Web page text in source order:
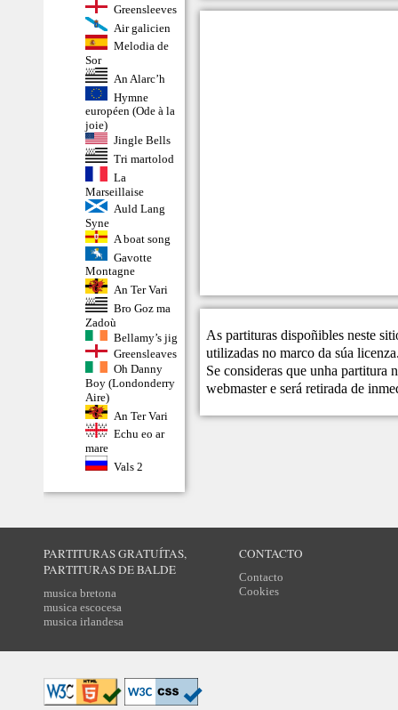
Greensleeves
Air galicien
Melodia de
Sor
An Alarc’h
Hymne
européen (Ode à la
joie)
Jingle Bells
Tri martolod
La
Marseillaise
Auld Lang
Syne
A boat song
Gavotte
Montagne
An Ter Vari
Bro Goz ma
Zadoù
Bellamy’s jig
Greensleaves
Oh Danny
Boy (Londonderry
Aire)
An Ter Vari
Echu eo ar
mare
Vals 2
As partituras dispoñibles neste
utilizadas no marco da súa
Se consideras que unha partitura
webmastere será retirada de
PARTITURAS GRATUÍTAS,
PARTITURAS DE BALDE
musica bretona
musica escocesa
musica irlandesa
CONTACTO
Contacto
Cookies